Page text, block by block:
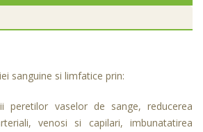
sanguine si limfatice prin:
peretilor vaselor de sange, reducerea
venosi si capilari, imbunatatirea